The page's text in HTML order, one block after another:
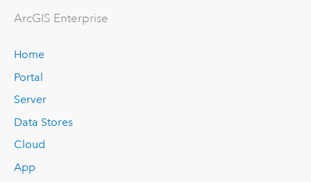
ArcGIS Enterprise
Home
Portal
Server
Data Stores
Cloud
App